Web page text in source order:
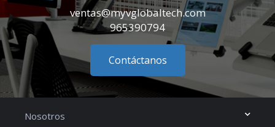
ventas@myvglobaltech.com
965390794
Contáctanos
Nosotros